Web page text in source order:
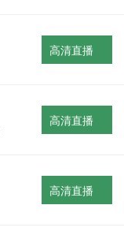
高清直播
高清直播
高清直播